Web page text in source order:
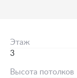
Этаж
3
Высота потолков